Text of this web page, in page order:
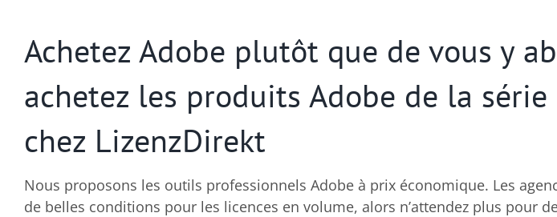
Achetez Adobe plutôt que de vous y
achetez les produits Adobe de la série
chez LizenzDirekt
Nous proposons les outils professionnels Adobe à prix économique. Les
de belles conditions pour les licences en volume, alors n’attendez plus pour